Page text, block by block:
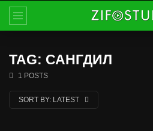
TAG: САНГДИЛ
1 POSTS
SORT BY: LATEST